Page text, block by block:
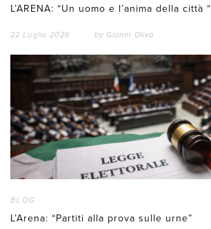
L’ARENA: “Un uomo e l’anima della città “
22 Luglio 2026 by Gianni Oliva
BLOG
L’Arena: “Partiti alla prova sulle urne”